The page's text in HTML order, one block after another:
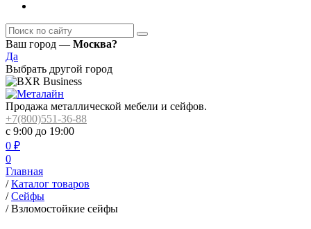
Ваш город — Москва?
Да
Выбрать другой город
Продажа металлической мебели и сейфов.
+7(800)551-36-88
с 9:00 до 19:00
0 ₽
0
Главная
/ Каталог товаров
/ Сейфы
/ Взломостойкие сейфы